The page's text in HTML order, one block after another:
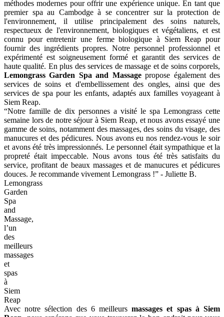
Spa,
un
massage
et
spa
de
luxe
à
Siem
Reap
6. Lemongrass Garden Spa and Massage,
l’un des meilleurs massages et spas à Siem
Reap
Adresse : 105B Sivutha Blvd, Krong Siem Reap, Cambodge
Horaires d’ouverture : 10:00 - 22:00
Échelle de prix : 8 USD - 50 USD (200.000 VND -
1.250.000 VND)
Tél : +855 12 387 385
https://maps.app.goo.gl/fanRTShYi2NvxpQ7A
Lemongrass Garden Spa and Massage
des soins de santé et de beauté relaxants, mais propose également
des services de massage haut de gamme. Lemongrass Garden
combine la chaleur de la culture cambodgienne avec les normes
élevées de l'Occident, combinant des techniques anciennes avec des
méthodes modernes pour offrir une expérience unique. En tant que
premier spa au Cambodge à se concentrer sur la protection de
l'environnement, il utilise principalement des soins naturels,
respectueux de l'environnement, biologiques et végétaliens, et est